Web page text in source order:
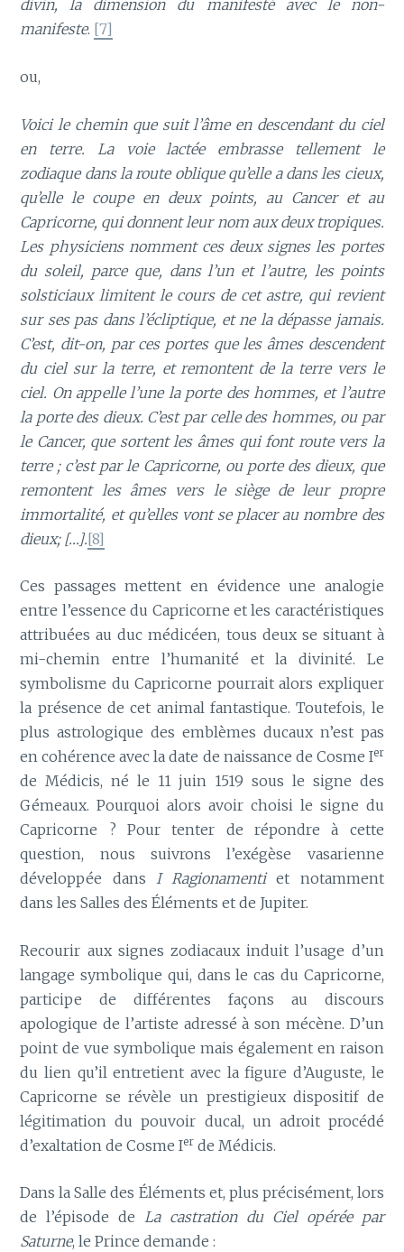
divin, la dimension du manifesté avec le non-
manifeste. [7]
ou,
Voici le chemin que suit l’âme en descendant du ciel
en terre. La voie lactée embrasse tellement le
zodiaque dans la route oblique qu’elle a dans les cieux,
qu’elle le coupe en deux points, au Cancer et au
Capricorne, qui donnent leur nom aux deux tropiques.
Les physiciens nomment ces deux signes les portes
du soleil, parce que, dans l’un et l’autre, les points
solsticiaux limitent le cours de cet astre, qui revient
sur ses pas dans l’écliptique, et ne la dépasse jamais.
C’est, dit-on, par ces portes que les âmes descendent
du ciel sur la terre, et remontent de la terre vers le
ciel. On appelle l’une la porte des hommes, et l’autre
la porte des dieux. C’est par celle des hommes, ou par
le Cancer, que sortent les âmes qui font route vers la
terre ; c’est par le Capricorne, ou porte des dieux, que
remontent les âmes vers le siège de leur propre
immortalité, et qu’elles vont se placer au nombre des
dieux; […].[8]
Ces passages mettent en évidence une analogie
entre l’essence du Capricorne et les caractéristiques
attribuées au duc médicéen, tous deux se situant à
mi-chemin entre l’humanité et la divinité. Le
symbolisme du Capricorne pourrait alors expliquer
la présence de cet animal fantastique. Toutefois, le
plus astrologique des emblèmes ducaux n’est pas
en cohérence avec la date de naissance de Cosme Ier
de Médicis, né le 11 juin 1519 sous le signe des
Gémeaux. Pourquoi alors avoir choisi le signe du
Capricorne ? Pour tenter de répondre à cette
question, nous suivrons l’exégèse vasarienne
développée dans I Ragionamentiet notamment
dans les Salles des Éléments et de Jupiter.
Recourir aux signes zodiacaux induit l’usage d’un
langage symbolique qui, dans le cas du Capricorne,
participe de différentes façons au discours
apologique de l’artiste adressé à son mécène. D’un
point de vue symbolique mais également en raison
du lien qu’il entretient avec la figure d’Auguste, le
Capricorne se révèle un prestigieux dispositif de
légitimation du pouvoir ducal, un adroit procédé
d’exaltation de Cosme Ier de Médicis.
Dans la Salle des Éléments et, plus précisément, lors
de l’épisode deLa castration du Ciel opérée par
Saturne, le Prince demande :